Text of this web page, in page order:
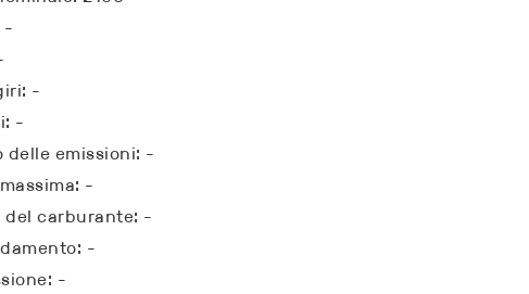
-
-
-
delle emissioni: -
-
del carburante: -
-
-